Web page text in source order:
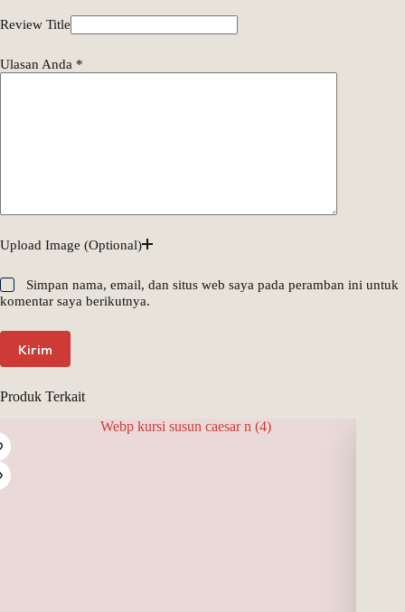
Review Title
Ulasan Anda *
Upload Image (Optional)
Simpan nama, email, dan situs web saya pada peramban ini untuk
komentar saya berikutnya.
Kirim
Produk Terkait